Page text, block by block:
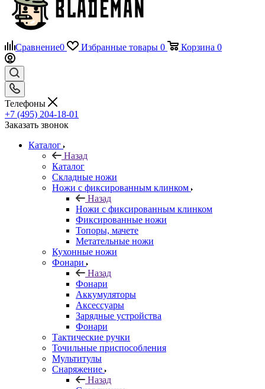
Сравнение0 Избранные товары 0 Корзина 0
Телефоны
+7 (495) 204-18-01
Заказать звонок
Каталог
Назад
Каталог
Складные ножи
Ножи с фиксированным клинком
Назад
Ножи с фиксированным клинком
Фиксированные ножи
Топоры, мачете
Метательные ножи
Кухонные ножи
Фонари
Назад
Фонари
Аккумуляторы
Аксессуары
Зарядные устройства
Фонари
Тактические ручки
Точильные приспособления
Мультитулы
Снаряжение
Назад